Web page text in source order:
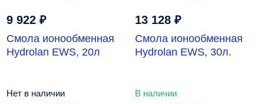
9 922 ₽
Смола ионообменная
Hydrolan EWS, 20л
Нет в наличии
13 128 ₽
Смола ионообменная
Hydrolan EWS, 30л.
В наличии